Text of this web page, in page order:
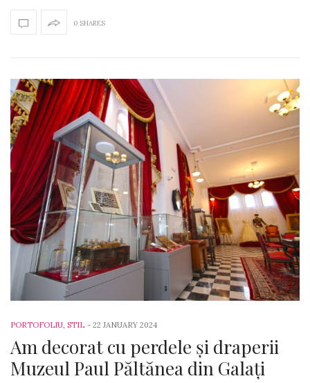
0 SHARES
PORTOFOLIU, STIL - 22 JANUARY 2024
Am decorat cu perdele și draperii
Muzeul Paul Păltănea din Galați